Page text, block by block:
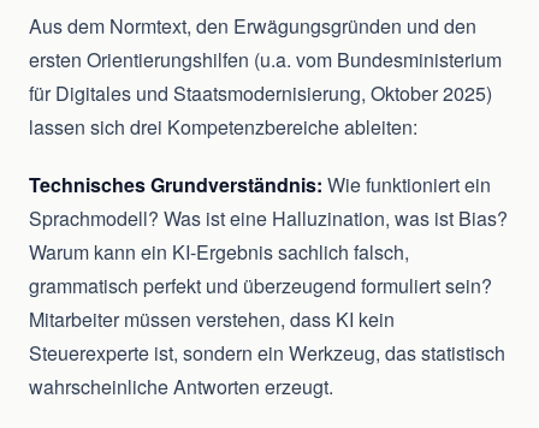
Aus dem Normtext, den Erwägungsgründen und den
ersten Orientierungshilfen (u.a. vom Bundesministerium
für Digitales und Staatsmodernisierung, Oktober 2025)
lassen sich drei Kompetenzbereiche ableiten:
Technisches Grundverständnis: Wie funktioniert ein
Sprachmodell? Was ist eine Halluzination, was ist Bias?
Warum kann ein KI-Ergebnis sachlich falsch,
grammatisch perfekt und überzeugend formuliert sein?
Mitarbeiter müssen verstehen, dass KI kein
Steuerexperte ist, sondern ein Werkzeug, das statistisch
wahrscheinliche Antworten erzeugt.